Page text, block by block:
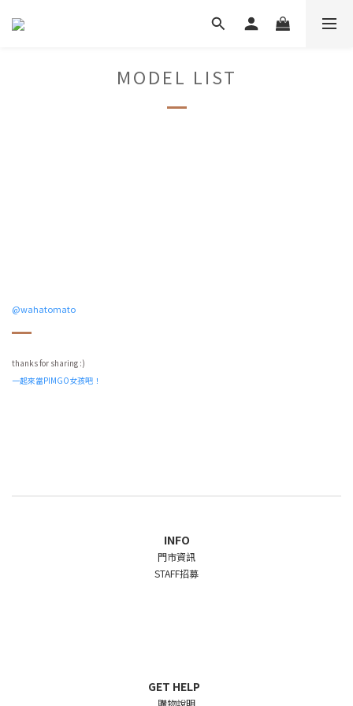
MODEL LIST
@wahatomato
thanks for sharing :)
一起來當PIMGO女孩吧！
INFO
門市資訊
STAFF招募
GET HELP